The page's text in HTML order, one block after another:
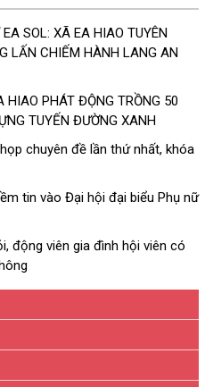
SOL: XÃ EA HIAO TUYÊN
LẤN CHIẾM HÀNH LANG AN
HIAO PHÁT ĐỘNG TRỒNG 50
TUYẾN ĐƯỜNG XANH
chuyên đề lần thứ nhất, khóa
tin vào Đại hội đại biểu Phụ nữ
động viên gia đình hội viên có